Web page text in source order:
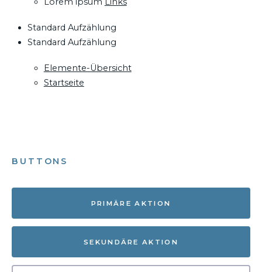
Standard Aufzählung
Standard Aufzählung
Elemente-Übersicht
Startseite
BUTTONS
PRIMÄRE AKTION
SEKUNDÄRE AKTION